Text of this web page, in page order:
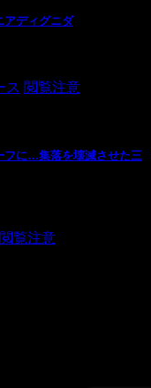
アディグニダ
ス 閲覧注意
フに…集落を壊滅させた三
閲覧注意